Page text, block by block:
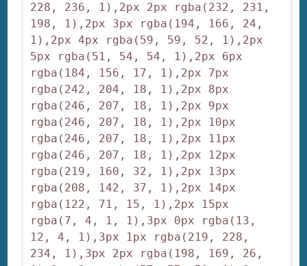
228, 236, 1),2px 2px rgba(232, 231,
198, 1),2px 3px rgba(194, 166, 24,
1),2px 4px rgba(59, 59, 52, 1),2px
5px rgba(51, 54, 54, 1),2px 6px
rgba(184, 156, 17, 1),2px 7px
rgba(242, 204, 18, 1),2px 8px
rgba(246, 207, 18, 1),2px 9px
rgba(246, 207, 18, 1),2px 10px
rgba(246, 207, 18, 1),2px 11px
rgba(246, 207, 18, 1),2px 12px
rgba(219, 160, 32, 1),2px 13px
rgba(208, 142, 37, 1),2px 14px
rgba(122, 71, 15, 1),2px 15px
rgba(7, 4, 1, 1),3px 0px rgba(13,
12, 4, 1),3px 1px rgba(219, 228,
234, 1),3px 2px rgba(198, 169, 26,